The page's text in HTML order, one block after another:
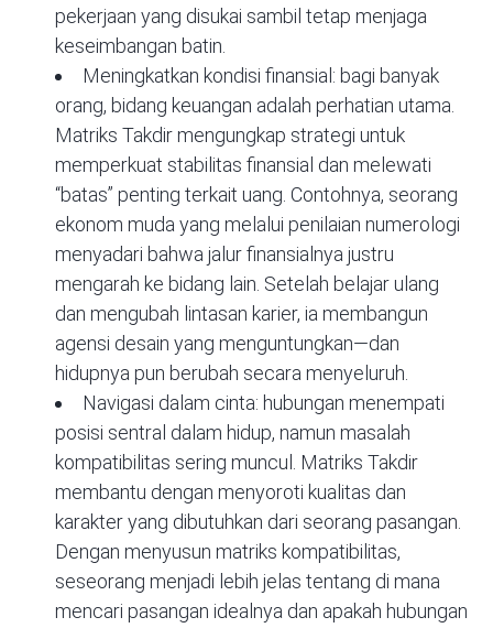
pekerjaan yang disukai sambil tetap menjaga
keseimbangan batin.
Meningkatkan kondisi finansial: bagi banyak
orang, bidang keuangan adalah perhatian utama.
Matriks Takdir mengungkap strategi untuk
memperkuat stabilitas finansial dan melewati
“batas” penting terkait uang. Contohnya, seorang
ekonom muda yang melalui penilaian numerologi
menyadari bahwa jalur finansialnya justru
mengarah ke bidang lain. Setelah belajar ulang
dan mengubah lintasan karier, ia membangun
agensi desain yang menguntungkan—dan
hidupnya pun berubah secara menyeluruh.
Navigasi dalam cinta: hubungan menempati
posisi sentral dalam hidup, namun masalah
kompatibilitas sering muncul. Matriks Takdir
membantu dengan menyoroti kualitas dan
karakter yang dibutuhkan dari seorang pasangan.
Dengan menyusun matriks kompatibilitas,
seseorang menjadi lebih jelas tentang di mana
mencari pasangan idealnya dan apakah hubungan